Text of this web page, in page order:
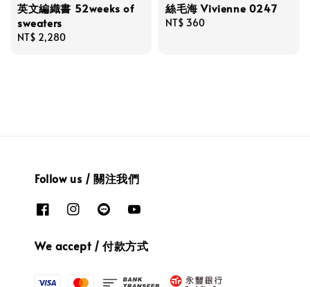
英文編織書 52weeks of
sweaters
Regular
NT$ 2,280
絲毛海 Vivienne 0247
Regular
NT$ 360
Follow us / 關注我們
We accept / 付款方式